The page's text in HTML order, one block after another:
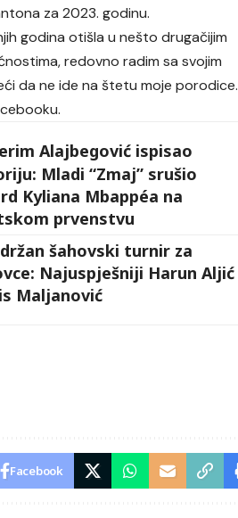
za 2023. godinu.
godina otišla u nešto drugačijim
redovno radim sa svojim
da ne ide na štetu moje porodice.
Alajbegović ispisao
Mladi “Zmaj” srušio
Kyliana Mbappéa na
prvenstvu
šahovski turnir za
Najuspješniji Harun Aljić
Maljanović
Facebook